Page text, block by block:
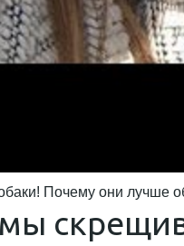
Почему они лучше